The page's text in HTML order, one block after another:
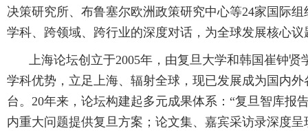
决策研究所、布鲁塞尔欧洲政策研究中心等24家国际
学科、跨领域、跨行业的深度对话，为全球发展核心
上海论坛创立于2005年，由复旦大学和韩国崔钟
学科优势，立足上海、辐射全球，现已发展成为国内
台。20年来，论坛构建起多元成果体系：“复旦智库报
内重大问题提供复旦方案；论文集、嘉宾采访录深度